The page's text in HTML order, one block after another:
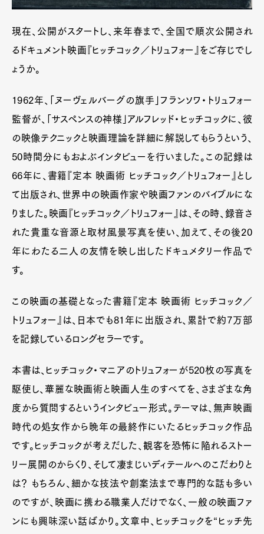
現在、公開がスタートし、来年春まで、全国で順次公開され
るドキュメント映画『ヒッチコック／トリュフォー』をご存じでし
ょうか。
1962年、「ヌーヴェルバーグの旗手」フランソワ・トリュフォー
監督が、「サスペンスの神様」アルフレッド・ヒッチコックに、彼
の映像テクニックと映画理論を詳細に解説してもらうという、
50時間分にもおよぶインタビューを行いました。この記録は
66年に、書籍『定本 映画術 ヒッチコック／トリュフォー』とし
て出版され、世界中の映画作家や映画ファンのバイブルにな
りました。映画『ヒッチコック／トリュフォー』は、その時、録音さ
れた貴重な音源と取材風景写真を使い、加えて、その後20
年にわたる二人の友情を映し出したドキュメタリー作品で
す。
この映画の基礎となった書籍『定本 映画術 ヒッチコック／
トリュフォー』は、日本でも81年に出版され、累計で約7万部
を記録しているロングセラーです。
本書は、ヒッチコック・マニアのトリュフォーが520枚の写真を
駆使し、華麗な映画術と映画人生のすべてを、さまざまな角
度から質問するというインタビュー形式。テーマは、無声映画
時代の処女作から晩年の最終作にいたるヒッチコック作品
です。ヒッチコックが考えだした、観客を恐怖に陥れるストー
リー展開のからくり、そして凄まじいディテールへのこだわりと
は？ もちろん、細かな技法や創案法まで専門的な話も多い
のですが、映画に携わる職業人だけでなく、一般の映画ファ
ンにも興味深い話ばかり。文章中、ヒッチコックを“ヒッチ先